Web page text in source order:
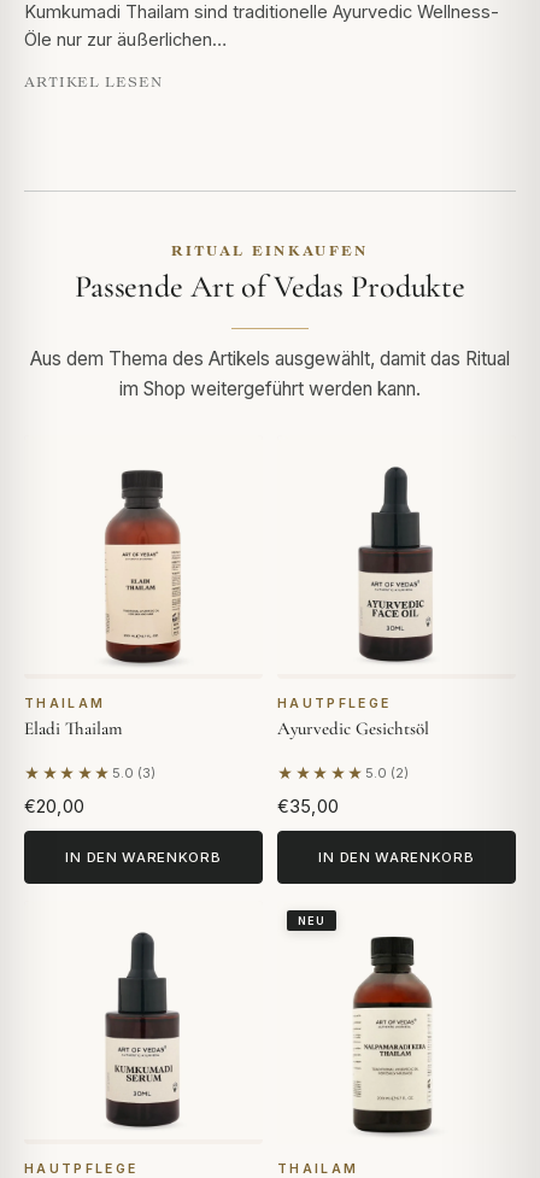
Kumkumadi Thailam sind traditionelle Ayurvedic Wellness-
Öle nur zur äußerlichen…
ARTIKEL LESEN
RITUAL EINKAUFEN
Passende Art of Vedas Produkte
Aus dem Thema des Artikels ausgewählt, damit das Ritual
im Shop weitergeführt werden kann.
THAILAM
Eladi Thailam
★★★★★ 5.0 (3)
Basierend auf 3 Bewertungen
€20,00
IN DEN WARENKORB
HAUTPFLEGE
Ayurvedic Gesichtsöl
★★★★★ 5.0 (2)
Basierend auf 2
€35,00
IN DEN WARENKORB
HAUTPFLEGE
NEU
THAILAM